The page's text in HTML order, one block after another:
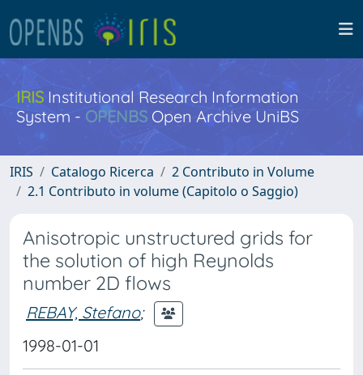
IRISInstitutional Research Information
System - OPENBS Open Archive UniBS
IRIS Catalogo Ricerca
2 Contributo in Volume
2.1 Contributo in volume (Capitolo o Saggio)
Anisotropic unstructured grids for
the solution of high Reynolds
number 2D flows
REBAY, Stefano;
1998-01-01